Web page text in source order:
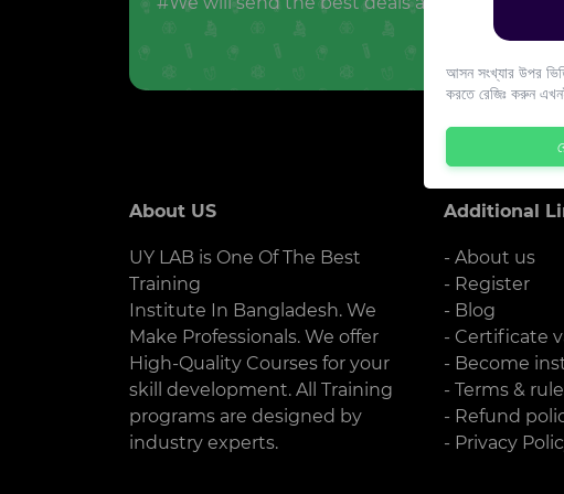
About US
UY LAB is One Of The Best
Training
Institute In Bangladesh. We
Make Professionals. We offer
High-Quality Courses for your
skill development. All Training
programs are designed by
industry experts.
Additional
- About us
- Register
- Blog
- Certificate
- Become
- Terms &
- Refund
- Privacy
আসন সংখ্যার উপর
করতে রেজিঃ করুন